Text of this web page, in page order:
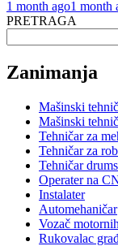
1 month ago1 month
PRETRAGA
Zanimanja
Mašinski
Mašinski
Tehničar za
Tehničar za
Tehničar
Operater na
Instalater
Automehaničar
Vozač
Rukovalac